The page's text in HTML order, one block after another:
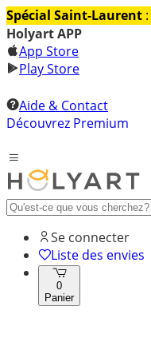
Spécial Saint-Laurent :
Holyart APP
App Store
Play Store
Aide & Contact
Découvrez Premium
Se connecter
Liste des envies
0
Panier